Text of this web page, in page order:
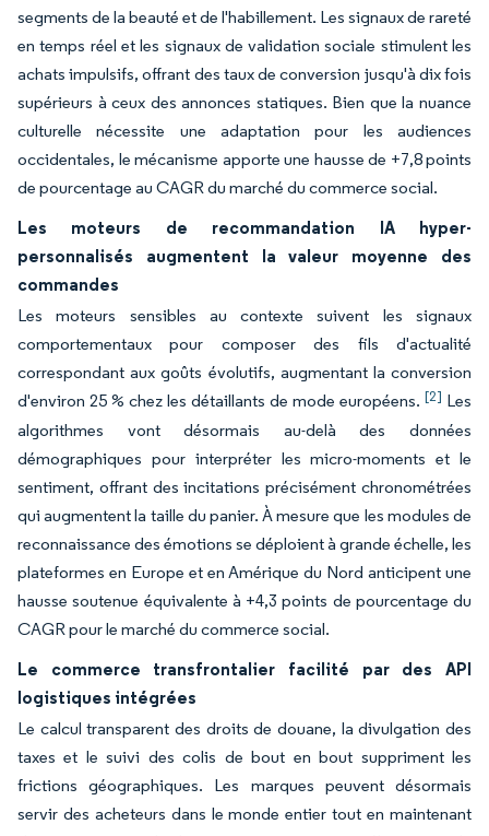
segments de la beauté et de l'habillement. Les signaux de rareté
en temps réel et les signaux de validation sociale stimulent les
achats impulsifs, offrant des taux de conversion jusqu'à dix fois
supérieurs à ceux des annonces statiques. Bien que la nuance
culturelle nécessite une adaptation pour les audiences
occidentales, le mécanisme apporte une hausse de +7,8 points
de pourcentage au CAGR du marché du commerce social.
Les moteurs de recommandation IA hyper-
personnalisés augmentent la valeur moyenne des
commandes
Les moteurs sensibles au contexte suivent les signaux
comportementaux pour composer des fils d'actualité
correspondant aux goûts évolutifs, augmentant la conversion
d'environ 25 % chez les détaillants de mode européens. [2] Les
algorithmes vont désormais au-delà des données
démographiques pour interpréter les micro-moments et le
sentiment, offrant des incitations précisément chronométrées
qui augmentent la taille du panier. À mesure que les modules de
reconnaissance des émotions se déploient à grande échelle, les
plateformes en Europe et en Amérique du Nord anticipent une
hausse soutenue équivalente à +4,3 points de pourcentage du
CAGR pour le marché du commerce social.
Le commerce transfrontalier facilité par des API
logistiques intégrées
Le calcul transparent des droits de douane, la divulgation des
taxes et le suivi des colis de bout en bout suppriment les
frictions géographiques. Les marques peuvent désormais
servir des acheteurs dans le monde entier tout en maintenant